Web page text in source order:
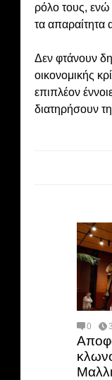
ρόλο τους, ενώ
τα απαραίτητα
Δεν φτάνουν
οικονομικής
επιπλέον
διατηρήσουν
0